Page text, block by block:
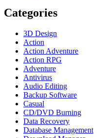
Categories
3D Design
Action
Action Adventure
Action RPG
Adventure
Antivirus
Audio Editing
Backup Software
Casual
CD/DVD Burning
Data Recovery
Database Management